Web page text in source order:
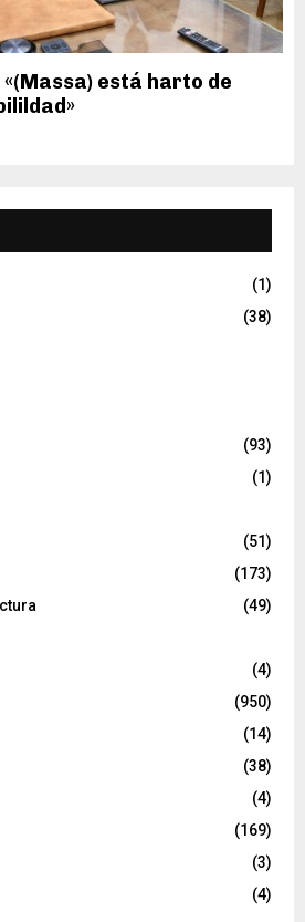
está harto de
(1)
(38)
(93)
(1)
(51)
(173)
(49)
(4)
(950)
(14)
(38)
(4)
(169)
(3)
(4)